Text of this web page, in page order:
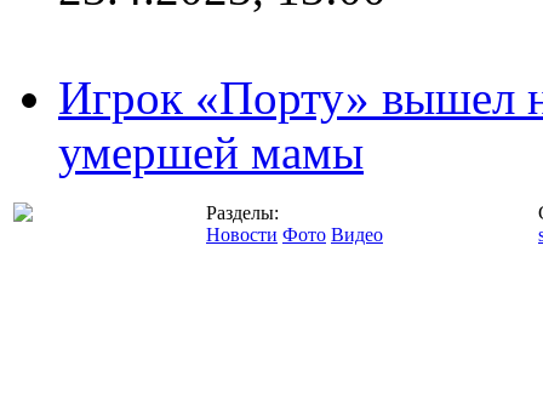
Игрок «Порту» вышел
умершей мамы
Разделы:
Новости Фото Видео